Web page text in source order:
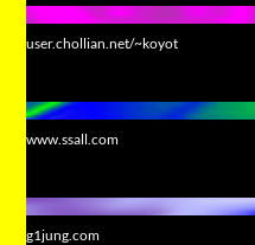
user.chollian.net/~koyot
www.ssall.com
g1jung.com